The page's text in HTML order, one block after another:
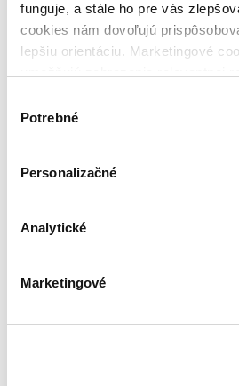
funguje, a stále ho pre vás
cookies nám dovoľujú
lepšiu orientáciu. Marketingové
keby sme mohli používať všetky
súhlasu
Potrebné
Personalizačné
Analytické
Marketingové